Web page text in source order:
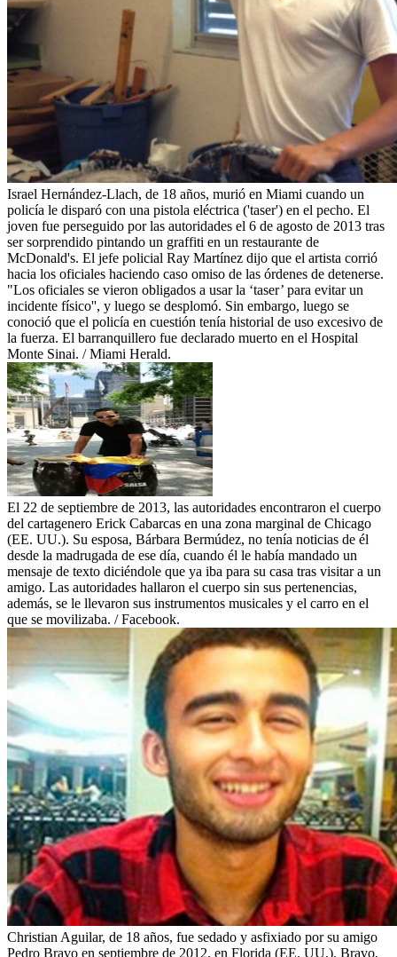
Israel Hernández-Llach, de 18 años, murió en Miami cuando un
policía le disparó con una pistola eléctrica ('taser') en el pecho. El
joven fue perseguido por las autoridades el 6 de agosto de 2013 tras
ser sorprendido pintando un graffiti en un restaurante de
McDonald's. El jefe policial Ray Martínez dijo que el artista corrió
hacia los oficiales haciendo caso omiso de las órdenes de detenerse.
"Los oficiales se vieron obligados a usar la ‘taser’ para evitar un
incidente físico'', y luego se desplomó. Sin embargo, luego se
conoció que el policía en cuestión tenía historial de uso excesivo de
la fuerza. El barranquillero fue declarado muerto en el Hospital
Monte Sinai. / Miami Herald.
El 22 de septiembre de 2013, las autoridades encontraron el cuerpo
del cartagenero Erick Cabarcas en una zona marginal de Chicago
(EE. UU.). Su esposa, Bárbara Bermúdez, no tenía noticias de él
desde la madrugada de ese día, cuando él le había mandado un
mensaje de texto diciéndole que ya iba para su casa tras visitar a un
amigo. Las autoridades hallaron el cuerpo sin sus pertenencias,
además, se le llevaron sus instrumentos musicales y el carro en el
que se movilizaba. / Facebook.
Christian Aguilar, de 18 años, fue sedado y asfixiado por su amigo
Pedro Bravo en septiembre de 2012, en Florida (EE. UU.). Bravo,